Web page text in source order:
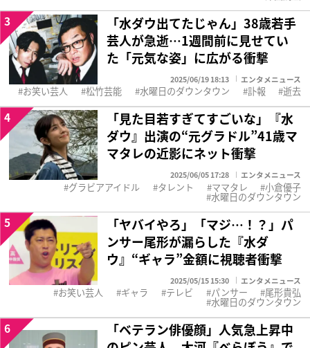
「水ダウ出てたじゃん」38歳若手
芸人が急逝…1週間前に見せてい
た「元気な姿」に広がる衝撃
2025/06/19 18:13 エンタメニュース
3
お笑い芸人 松竹芸能 水曜日のダウンタウン 訃報 逝去
「見た目若すぎてすごいな」『水
ダウ』出演の“元グラドル”41歳マ
マタレの近影にネット衝撃
2025/06/05 17:28 エンタメニュース
4
グラビアアイドル タレント ママタレ 小倉優子
水曜日のダウンタウン
「ヤバイやろ」「マジ…！？」パ
ンサー尾形が漏らした『水ダ
ウ』“ギャラ”金額に視聴者衝撃
2025/05/15 15:30 エンタメニュース
5
お笑い芸人 ギャラ テレビ パンサー 尾形貴弘
水曜日のダウンタウン
「ベテラン俳優顔」人気急上昇中
6